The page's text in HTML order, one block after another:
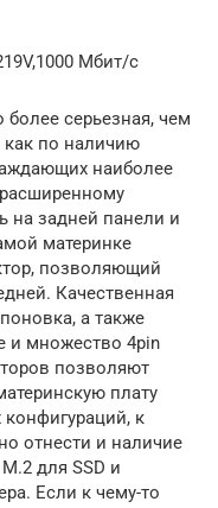
Мбит/с
более серьезная, чем
по наличию
наиболее
на задней панели и
материнке
позволяющий
Качественная
а также
и множество 4pin
позволяют
плату
к
отнести и наличие
для SSD и
Если к чему-то